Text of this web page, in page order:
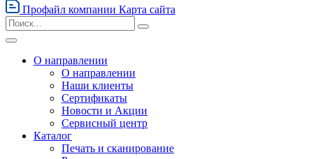
Профайл компании Карта сайта
О направлении
О направлении
Наши клиенты
Сертификаты
Новости и Акции
Сервисный центр
Каталог
Печать и сканирование